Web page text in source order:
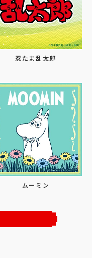
忍たま乱太郎
ムーミン